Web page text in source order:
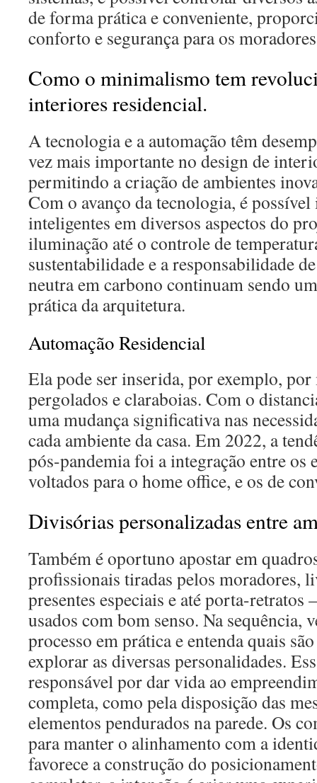
de forma prática e conveniente,
conforto e segurança para os
Como o minimalismo tem
interiores residencial.
A tecnologia e a automação têm
vez mais importante no design de
permitindo a criação de ambientes
Com o avanço da tecnologia, é
inteligentes em diversos aspectos do
iluminação até o controle de
sustentabilidade e a responsabilidade
neutra em carbono continuam sendo
prática da arquitetura.
Automação Residencial
Ela pode ser inserida, por exemplo,
pergolados e claraboias. Com o
uma mudança significativa nas
cada ambiente da casa. Em 2022, a
pós-pandemia foi a integração entre os
voltados para o home office, e os de
Divisórias personalizadas entre
Também é oportuno apostar em
profissionais tiradas pelos moradores,
presentes especiais e até porta-retratos
usados com bom senso. Na sequência,
processo em prática e entenda quais
explorar as diversas personalidades.
responsável por dar vida ao
completa, como pela disposição das
elementos pendurados na parede. Os
para manter o alinhamento com a
favorece a construção do